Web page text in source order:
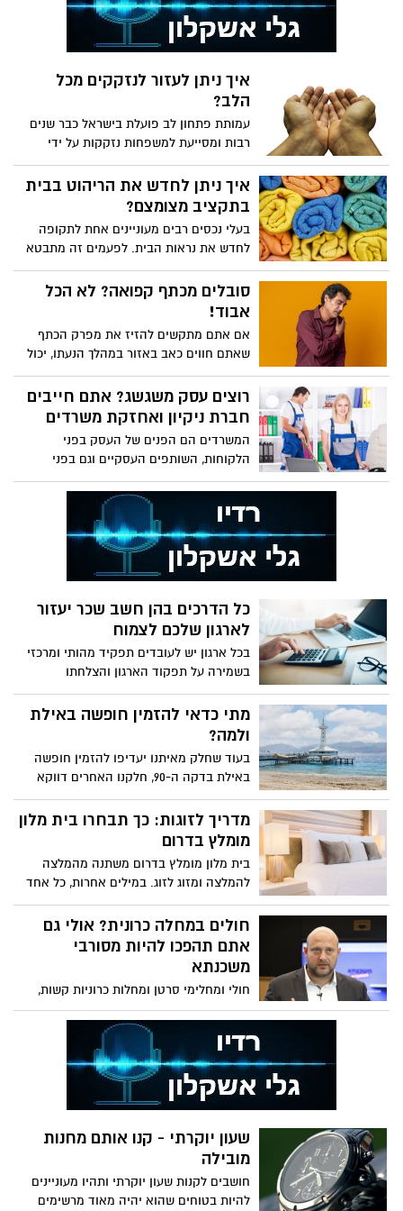
איך ניתן לעזור לנזקקים מכל
הלב?
עמותת פתחון לב פועלת בישראל כבר שנים
רבות ומסייעת למשפחות נזקקות על ידי
העברת סלי מזון מדי שבוע למשפחות שהופנו
לעמותה, על ידי מחלקות הרווחה בעיריות
השונות.
איך ניתן לחדש את הריהוט בבית
בתקציב מצומצם?
בעלי נכסים רבים מעוניינים אחת לתקופה
לחדש את נראות הבית. לפעמים זה מתבטא
על ידי שיפוץ מינורי בבית כמו התקנת
פרקטים או שבירת קיר מסוים. לעיתים זה
מתבטא בחידוש של הרהיטים השונים כדי
סובלים מכתף קפואה? לא הכל
אבוד!
אם אתם מתקשים להזיז את מפרק הכתף
שאתם חווים כאב באזור במהלך הנעתו, יכול
להיות שאתם סובלים מתסמונת הכתף
הקפואה. מדובר בתופעה שנפוצה יותר בקרב
נשים ולרוב היא תתפתח לאחר גיל 40. ישנם
כמובן גורמים נוספים העשויים לגרום לכתף
הקפואה להתרחש. אך אל דאגה לא הכל
אבוד, ישנם גם טיפולים שיכולים לעזור לכם
לחזור לשגרה.
רוצים עסק משגשג? אתם חייבים
חברת ניקיון ואחזקת משרדים
המשרדים הם הפנים של העסק בפני
הלקוחות, השותפים העסקיים וגם בפני
העובדים. כדי להבטיח שהעסק שלכם ישגשג
גם המשרד שלכם חייב לשדר הצלחה, סדר
ואלגנטיות.
כל הדרכים בהן חשב שכר יעזור
לארגון שלכם לצמוח
בכל ארגון יש לעובדים תפקיד מהותי ומרכזי
בשמירה על תפקוד הארגון והצלחתו
העתידית. יש לזכור כי לעובדים ישנן זכויות
המעוגנות בחוק ועל המעסיק לעמוד בהן ללא
דופי. תשלום שכר שאינו נעשה כשורה לא רק
רצון, אלא גם עשוי להוביל לתביעות משפטיות
של ממש אשר עלולות להסתיים בהוצאות
רבות לארגון. כדי להימנע מכך על כל ארגון
לעבוד אל מול אדם שתפקידו לחשב את שכר
העובדים ולשמור על כל הזכויות הללו
באדיקות.
מתי כדאי להזמין חופשה באילת
ולמה?
בעוד שחלק מאיתנו יעדיפו להזמין חופשה
באילת בדקה ה-90, חלקנו האחרים דווקא
יעדיפו להזמין חופשות באילת מראש. אם
אתם עומדים לצאת לנפוש בעיר הדרומית
ביותר בארץ, השורות הבאות עבורכם. הנה
כמה טיפים ודגשים שאולי לא ידעתם.
מדריך לזוגות: כך תבחרו בית מלון
מומלץ בדרום
בית מלון מומלץ בדרום משתנה מהמלצה
להמלצה ומזוג לזוג. במילים אחרות, כל אחד
ואחת מאיתנו יצטרכו המלצה שונה לבית מלון
בדרום, בצפון או במרכז. זאת, מאחר שכל זוג
אוהב את הנופש שלו בצורה קצת אחרת. אז
הארץ איפשהו, הכנו עבורכם מדריך מלא
לבחירת מלון לזוג בדרום.
חולים במחלה כרונית? אולי גם
אתם תהפכו להיות מסורבי
משכנתא
חולי ומחלימי סרטן ומחלות כרוניות קשות,
כגון: איידס, אפילפסיה, מחלות ריאה, סיסטיק
פיברוזיס, טרשת נפוצה, מחלות לב, כבד
וכליות, מטופלים בדיאליזה ומחלימים
מאירועים מוחיים, עלולים להיתקל לרוב
בבעיות בקבלת משכנתא, דבר זה עלול לפגוע
באופן משמעותי בלווה.
שעון יוקרתי - קנו אותם מחנות
מובילה
חושבים לקנות שעון יוקרתי ותהיו מעוניינים
להיות בטוחים שהוא יהיה מאוד מרשימים